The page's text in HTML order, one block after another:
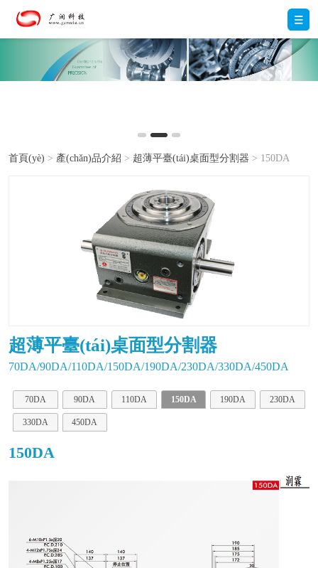
首頁(yè) > 產(chǎn)品介紹 > 超薄平臺(tái)桌面型分割器 > 150DA
超薄平臺(tái)桌面型分割器
70DA/90DA/110DA/150DA/190DA/230DA/330DA/450DA
70DA 90DA 110DA 150DA 190DA 230DA
330DA 450DA
150DA